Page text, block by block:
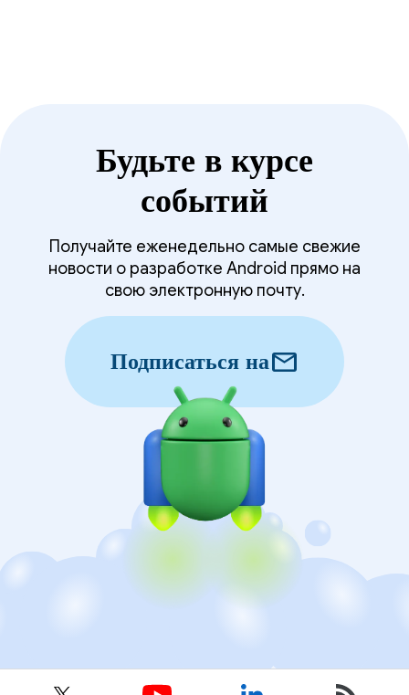
Будьте в курсе
событий
Получайте еженедельно самые свежие
новости о разработке Android прямо на
свою электронную почту.
Подписаться наmail